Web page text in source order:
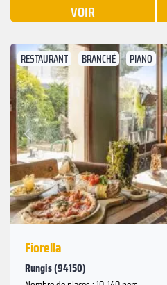
VOIR
RESTAURANT BRANCHÉ PIANO
Précédent
Fiorella
Rungis (94150)